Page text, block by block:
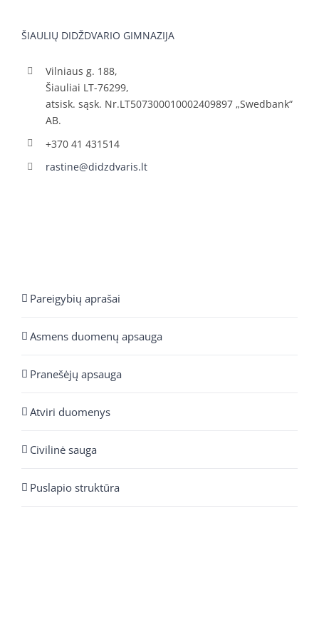
ŠIAULIŲ DIDŽDVARIO GIMNAZIJA
Vilniaus g. 188,
Šiauliai LT-76299,
atsisk. sąsk. Nr.LT507300010002409897 „Swedbank“
AB.
+370 41 431514
rastine@didzdvaris.lt
Pareigybių aprašai
Asmens duomenų apsauga
Pranešėjų apsauga
Atviri duomenys
Civilinė sauga
Puslapio struktūra